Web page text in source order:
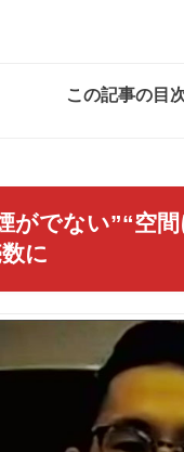
この記事の目
がでない”“空
に